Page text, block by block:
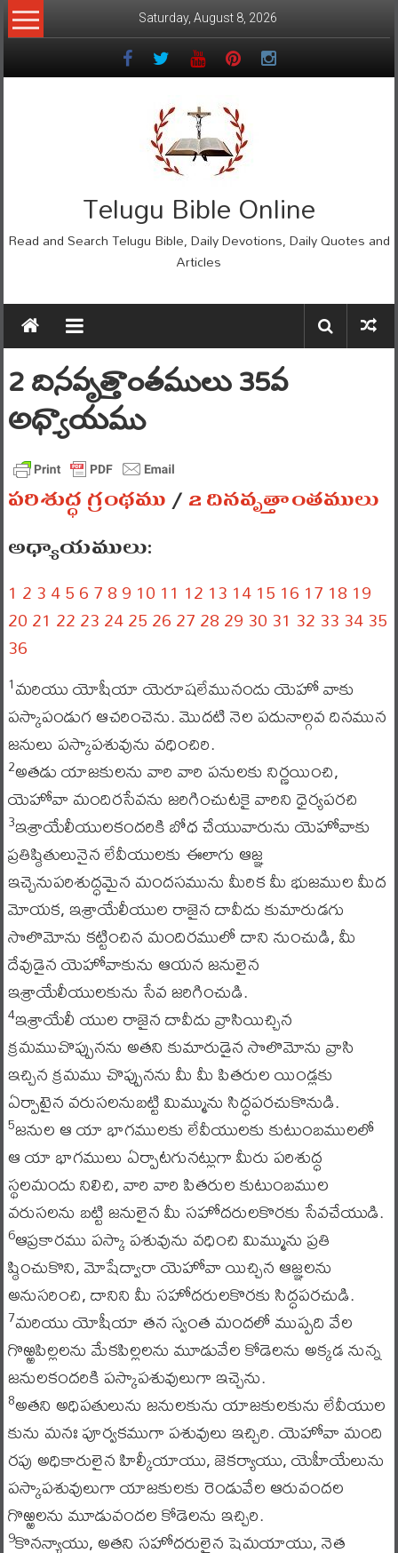
Skip
to
Saturday, August 8, 2026
Telugu Bible Online
Read and Search Telugu Bible, Daily Devotions, Daily Quotes and
Articles
2 దినవృత్తాంతములు 35వ
అధ్యాయము
పరిశుద్ధ గ్రంథము/2 దినవృత్తాంతములు
అధ్యాయములు:
1 23456789 10 11 12 13 1415 16 17 18 19
2021 22232425262728293031 32333435
36
1మరియు యోషీయా యెరూషలేమునందు యెహో వాకు
పస్కాపండుగ ఆచరించెను. మొదటి నెల పదునాల్గవ దినమున
జనులు పస్కాపశువును వధించిరి.
2అతడు యాజకులను వారి వారి పనులకు నిర్ణయించి,
యెహోవా మందిరసేవను జరిగించుటకై వారిని ధైర్యపరచి
3ఇశ్రాయేలీయులకందరికి బోధ చేయువారును యెహోవాకు
ప్రతిష్ఠితులునైన లేవీయులకు ఈలాగు ఆజ్ఞ
ఇచ్చెనుపరిశుద్ధమైన మందసమును మీరిక మీ భుజముల మీద
మోయక, ఇశ్రాయేలీయుల రాజైన దావీదు కుమారుడగు
సొలొమోను కట్టించిన మందిరములో దాని నుంచుడి, మీ
దేవుడైన యెహోవాకును ఆయన జనులైన
ఇశ్రాయేలీయులకును సేవ జరిగించుడి.
4ఇశ్రాయేలీ యుల రాజైన దావీదు వ్రాసియిచ్చిన
క్రమముచొప్పునను అతని కుమారుడైన సొలొమోను వ్రాసి
ఇచ్చిన క్రమము చొప్పునను మీ మీ పితరుల యిండ్లకు
ఏర్పాటైన వరుసలనుబట్టి మిమ్మును సిద్ధపరచుకొనుడి.
5జనుల ఆ యా భాగములకు లేవీయులకు కుటుంబములలో
ఆ యా భాగములు ఏర్పాటగునట్లుగా మీరు పరిశుద్ధ
స్థలమందు నిలిచి, వారి వారి పితరుల కుటుంబముల
వరుసలను బట్టి జనులైన మీ సహోదరులకొరకు సేవచేయుడి.
6ఆప్రకారము పస్కా పశువును వధించి మిమ్మును ప్రతి
ష్ఠించుకొని, మోషేద్వారా యెహోవా యిచ్చిన ఆజ్ఞలను
అనుసరించి, దానిని మీ సహోదరులకొరకు సిద్ధపరచుడి.
7మరియు యోషీయా తన స్వంత మందలో ముప్పది వేల
గొఱ్ఱపిల్లలను మేకపిల్లలను మూడువేల కోడెలను అక్కడ నున్న
జనులకందరికి పస్కాపశువులుగా ఇచ్చెను.
8అతని అధిపతులును జనులకును యాజకులకును లేవీయుల
కును మనః పూర్వకముగా పశువులు ఇచ్చిరి. యెహోవా మంది
రపు అధికారులైన హిల్కీయాయు, జెకర్యాయు, యెహీయేలును
పస్కాపశువులుగా యాజకులకు రెండువేల ఆరువందల
గొఱ్ఱలను మూడువందల కోడెలను ఇచ్చిరి.
9కొనన్యాయు, అతని సహోదరులైన షెమయాయు, నెత